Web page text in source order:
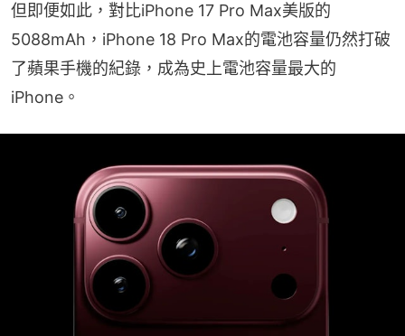
但即便如此，對比iPhone 17 Pro Max美版的
5088mAh，iPhone 18 Pro Max的電池容量仍然打破
了蘋果手機的紀錄，成為史上電池容量最大的
iPhone。